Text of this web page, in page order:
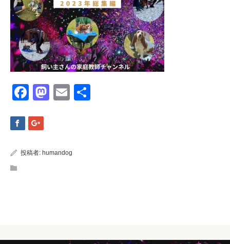
Facebook
Mastodon
Email
投稿者: humandog